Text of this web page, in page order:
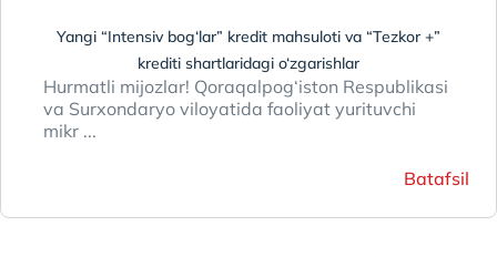
Yangi “Intensiv bog‘lar” kredit mahsuloti va “Tezkor +”
krediti shartlaridagi o‘zgarishlar
Hurmatli mijozlar! Qoraqalpog‘iston Respublikasi
va Surxondaryo viloyatida faoliyat yurituvchi
mikr ...
Batafsil